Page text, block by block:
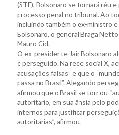
(STF), Bolsonaro se tornará réu e
processo penal no tribunal. Ao
incluindo também o ex-ministro e
Bolsonaro, o general Braga
Mauro Cid.
O ex-presidente Jair Bolsonaro
e perseguido. Na rede social X,
acusações falsas” e que o
passa no Brasil”. Alegando
afirmou que o Brasil se tornou
autoritário, em sua ânsia pelo
internos para justificar
autoritárias”, afirmou.